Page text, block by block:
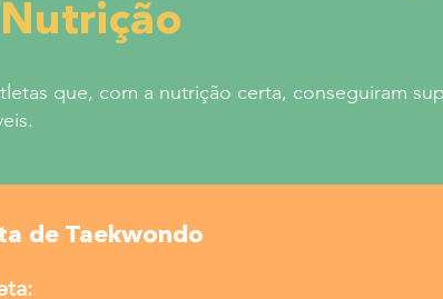
que, com a nutrição certa, conseguiram
de Taekwondo